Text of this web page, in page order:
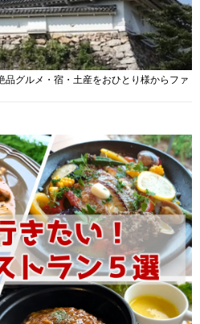
品グルメ・宿・土産をおひとり様からファ